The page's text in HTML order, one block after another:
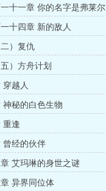
十一章 你的名字是弗莱尔
十四章 新的敌人
）复仇
）方舟计划
穿越人
神秘的白色生物
重逢
曾经的伙伴
艾玛琳的身世之谜
异界同位体